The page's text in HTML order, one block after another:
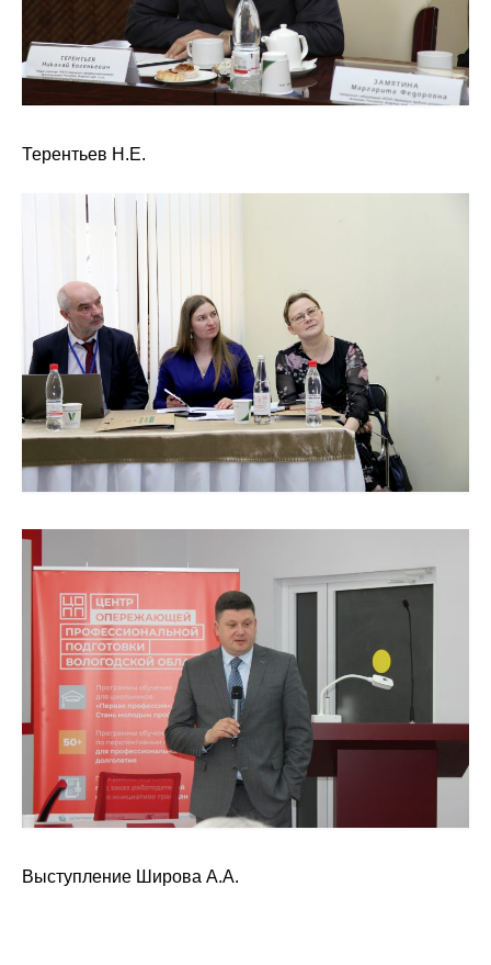
Стандарты оформления
Семинары
Российско-французский семинар
ЦДУ
Отрасли и регионы
Inforum
Ученый совет
Материалы
Регулярные прогнозы
Квартальный прогноз
Краткосрочный прогноз
Оценка индекса промышленного
производства
Российская Система Климатического
Мониторинга
Центр «Климатическая политика и
Терентьев Н.Е.
Выступление Широва А.А.